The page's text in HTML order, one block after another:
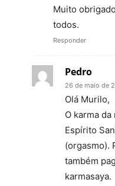
Muito
todos.
Responder
Pedro
26 de maio de
Olá Murilo,
O karma
Espírito
(orgasmo).
também
karmasaya.